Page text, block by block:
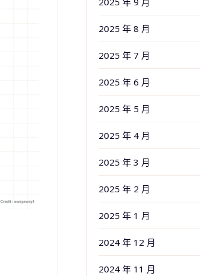
2025 年 8 月
2025 年 7 月
2025 年 6 月
2025 年 5 月
2025 年 4 月
2025 年 3 月
2025 年 2 月
2025 年 1 月
2024 年 12 月
2024 年 11 月